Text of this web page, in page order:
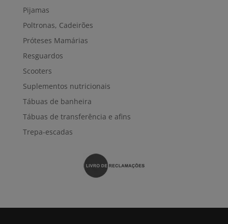
Pijamas
Poltronas, Cadeirões
Próteses Mamárias
Resguardos
Scooters
Suplementos nutricionais
Tábuas de banheira
Tábuas de transferência e afins
Trepa-escadas